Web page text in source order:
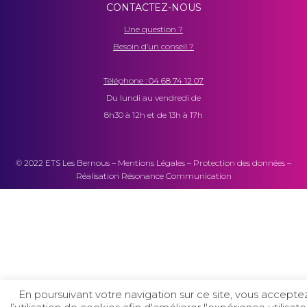
CONTACTEZ-NOUS
Une question ?
Besoin d’un conseil ?
Téléphone : 04 68 74 12 07
Du lundi au vendredi de
8h30 à 12h et de 13h à 17h
© 2022 ETS Les Bernous – Mentions Légales – Protection des données –
Réalisation Résonance Communication
En poursuivant votre navigation sur ce site, vous